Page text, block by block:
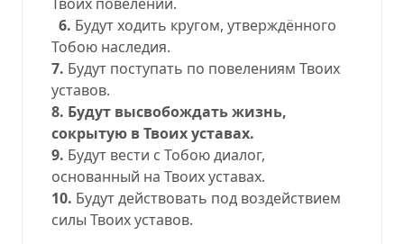
6. Будут ходить кругом, утверждённого
Тобою наследия.
7. Будут поступать по повелениям Твоих
уставов.
8. Будут высвобождать жизнь,
сокрытую в Твоих уставах.
9. Будут вести с Тобою диалог,
основанный на Твоих уставах.
10. Будут действовать под воздействием
силы Твоих уставов.